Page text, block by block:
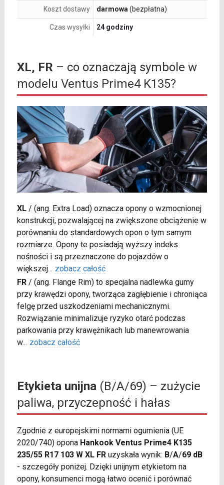
Koszt dostawy darmowa (bezpłatna)
Czas wysyłki 24 godziny
XL, FR – co oznaczają symbole w
modelu Ventus Prime4 K135?
XL/ (ang. Extra Load) oznacza opony o wzmocnionej
konstrukcji, pozwalającej na zwiększone obciążenie w
porównaniu do standardowych opon o tym samym
rozmiarze. Opony te posiadają wyższy indeks
nośności i są przeznaczone do pojazdów o
większej... zobacz całość
FR/ (ang. Flange Rim) to specjalna nadlewka gumy
przy krawędzi opony, tworząca zagłębienie i chroniąca
felgę przed uszkodzeniami mechanicznymi.
Rozwiązanie minimalizuje ryzyko otarć podczas
parkowania przy krawężnikach lub manewrowania
w... zobacz całość
Etykieta unijna(B/A/69) – zużycie
paliwa, przyczepność i hałas
Zgodnie z europejskimi normami ogumienia (UE
2020/740) opona Hankook Ventus Prime4 K135
235/55 R17 103 W XL FRuzyskała wynik: B/A/69 dB
- szczegóły poniżej. Dzięki unijnym etykietom na
opony, konsumenci mogą łatwo ocenić i porównać